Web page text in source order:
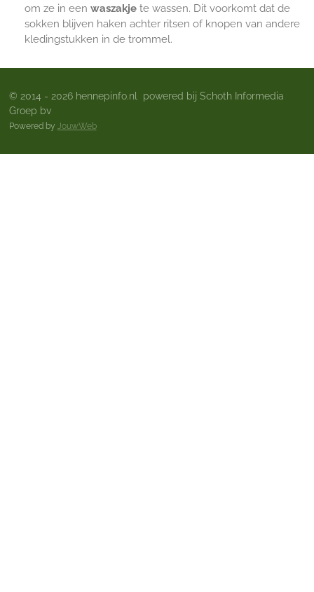
om ze in een waszakje te wassen. Dit voorkomt dat de
sokken blijven haken achter ritsen of knopen van andere
kledingstukken in de trommel.
© 2014 - 2026 hennepinfo.nl powered bij Schoth Informedia
Groep bv
Powered by JouwWeb